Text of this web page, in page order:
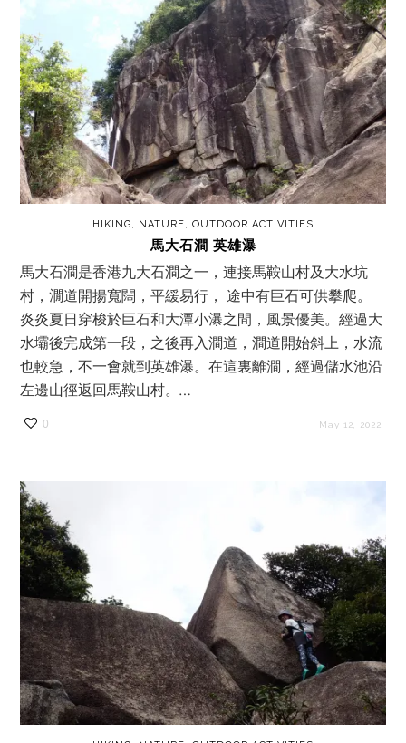
HIKING, NATURE, OUTDOOR ACTIVITIES
馬大石澗 英雄瀑
馬大石澗是香港九大石澗之一，連接馬鞍山村及大水坑
村，㵎道開揚寬闊，平緩易行， 途中有巨石可供攀爬。
炎炎夏日穿梭於巨石和大潭小瀑之間，風景優美。經過大
水壩後完成第一段，之後再入澗道，澗道開始斜上，水流
也較急，不一會就到英雄瀑。在這裏離澗，經過儲水池沿
左邊山徑返回馬鞍山村。…
0 May 12, 2022